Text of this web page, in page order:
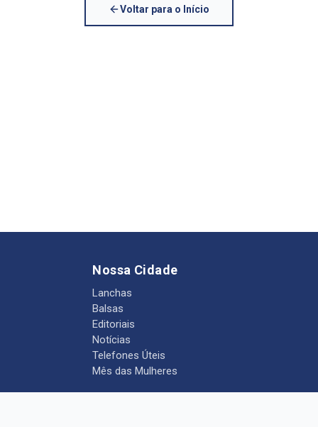
Voltar para o Início
Nossa Cidade
Lanchas
Balsas
Editoriais
Notícias
Telefones Úteis
Mês das Mulheres